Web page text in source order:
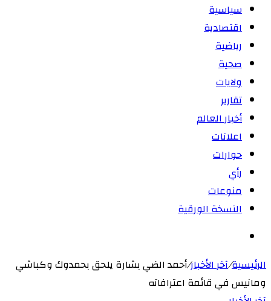
سياسية
اقتصادية
رياضية
صحية
ولايات
تقارير
أخبار العالم
اعلانات
حوارات
رأي
منوعات
النسخة الورقية
الرئيسية/آخر الأخبار/أحمد الضي بشارة يلحق بحمدوك وكباشي
ومانيس في قائمة اعترافاته